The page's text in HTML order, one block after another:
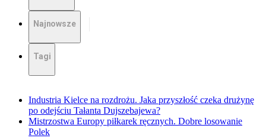
Najnowsze
Tagi
Industria Kielce na rozdrożu. Jaka przyszłość czeka drużynę
po odejściu Tałanta Dujszebajewa?
Mistrzostwa Europy piłkarek ręcznych. Dobre losowanie
Polek